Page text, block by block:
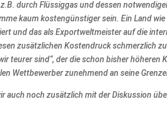
durch Flüssiggas und dessen
kaum kostengünstiger sein. Ein Land
und das als Exportweltmeister auf die
zusätzlichen Kostendruck schmerzlich
teurer sind“, der die schon bisher höheren
Wettbewerber zunehmend an seine
noch zusätzlich mit der Diskussion